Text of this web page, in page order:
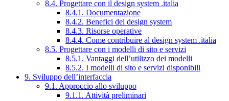
8.4. Progettare con il design system .italia
8.4.1. Documentazione
8.4.2. Benefici del design system
8.4.3. Risorse operative
8.4.4. Come contribuire al design system .italia
8.5. Progettare con i modelli di sito e servizi
8.5.1. Vantaggi dell’utilizzo dei modelli
8.5.2. I modelli di sito e servizi disponibili
9. Sviluppo dell’interfaccia
9.1. Approccio allo sviluppo
9.1.1. Attività preliminari